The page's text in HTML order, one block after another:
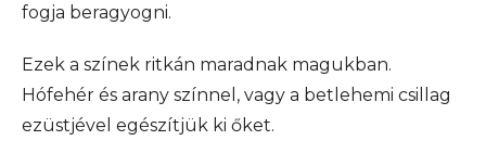
fogja beragyogni.
Ezek a színek ritkán maradnak magukban.
Hófehér és arany színnel, vagy a betlehemi csillag
ezüstjével egészítjük ki őket.